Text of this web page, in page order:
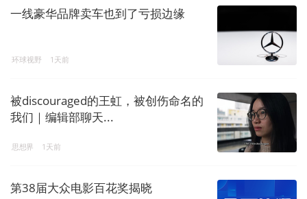
一线豪华品牌卖车也到了亏损边缘
环球视野 1天前
被discouraged的王虹，被创伤命名的
我们｜编辑部聊天...
思想界 1天前
第38届大众电影百花奖揭晓